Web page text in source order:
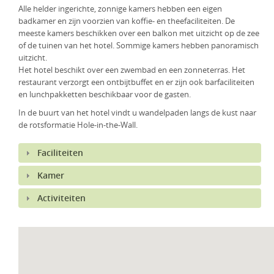
Groepsreis
Uganda
Zambia
Zimbabwe
KLM Preferred Partner
Alle helder ingerichte, zonnige kamers hebben een eigen
badkamer en zijn voorzien van koffie- en theefaciliteiten. De
meeste kamers beschikken over een balkon met uitzicht op de zee
of de tuinen van het hotel. Sommige kamers hebben panoramisch
uitzicht.
Het hotel beschikt over een zwembad en een zonneterras. Het
restaurant verzorgt een ontbijtbuffet en er zijn ook barfaciliteiten
en lunchpakketten beschikbaar voor de gasten.
In de buurt van het hotel vindt u wandelpaden langs de kust naar
de rotsformatie Hole-in-the-Wall.
Faciliteiten
Kamer
Activiteiten